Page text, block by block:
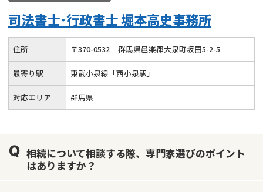
司法書士･行政書士 堀本高史事務所
住所 〒370-0532 群馬県邑楽郡大泉町坂田5-2-5
最寄り駅 東武小泉線「西小泉駅」
対応エリア 群馬県
相続について相談する際、専門家選びのポイント
はありますか？